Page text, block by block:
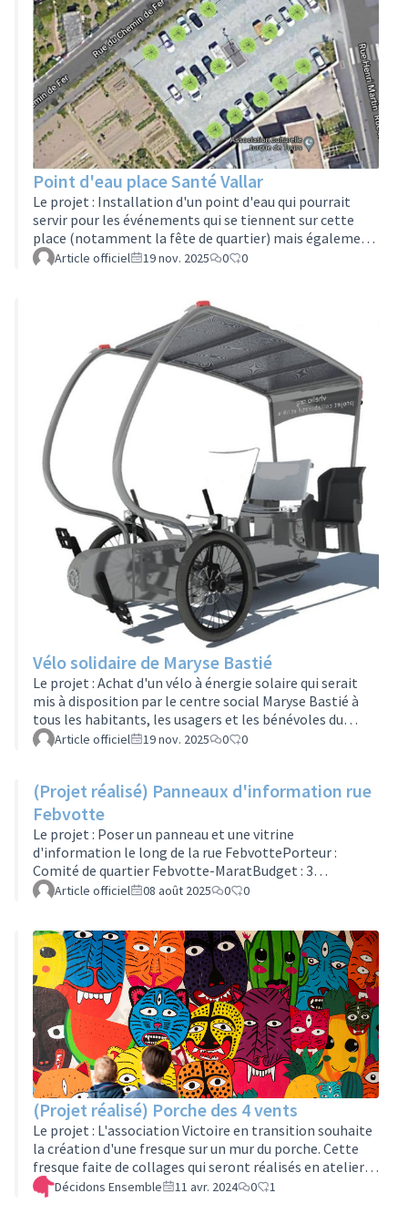
Point d'eau place Santé Vallar
Le projet : Installation d'un point d'eau qui pourrait
servir pour les événements qui se tiennent sur cette
place (notamment la fête de quartier) mais également
d'une borne fontaine qui pourrait servir à tous les
souhaitez rejoindre ce groupe projet, remplissez le
formulaire en cliquant ici :
https://formulaires.services.tours.fr/inscription-
groupes-projet-assemblees/
Article officiel 19 nov. 2025 0 0
Vélo solidaire de Maryse Bastié
Le projet : Achat d'un vélo à énergie solaire qui serait
mis à disposition par le centre social Maryse Bastié à
tous les habitants, les usagers et les bénévoles du
quartier qui ont besoin d'un transport rapide et
social) Si vous souhaitez rejoindre ce groupe projet,
remplissez le formulaire en cliquant ici :
https://formulaires.services.tours.fr/inscription-
groupes-projet-assemblees/
Article officiel 19 nov. 2025 0 0
(Projet réalisé) Panneaux d'information rue
Febvotte
Le projet : Poser un panneau et une vitrine
d'information le long de la rue FebvottePorteur :
Comité de quartier Febvotte-MaratBudget : 3
000€Panneau posé en octobre 2025. Projet réalisé!Si
https://formulaires.services.tours.fr/inscription-
groupes-projet-assemblees/
Article officiel 08 août 2025 0 0
(Projet réalisé) Porche des 4 vents
Le projet : L'association Victoire en transition souhaite
la création d'une fresque sur un mur du porche. Cette
fresque faite de collages qui seront réalisés en ateliers
participatifs intergénérationnels par les habitants du
quartier sera encadrée par une artiste du quartier: Zelda
Décidons Ensemble 11 avr. 2024 0 1